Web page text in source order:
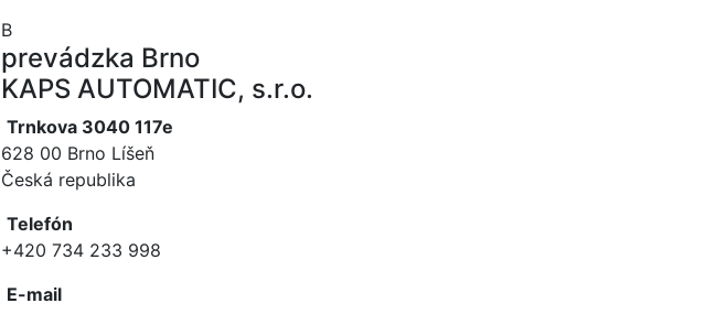
B
prevádzka Brno
KAPS AUTOMATIC, s.r.o.
Trnkova 3040 117e
628 00 Brno Líšeň
Česká republika
Telefón
+420 734 233 998
E-mail